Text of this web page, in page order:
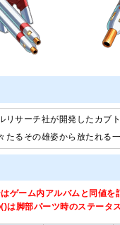
リサーチ社が開発したカブ
たるその雄姿から放たれる
ゲーム内アルバムと同値を
は脚部パーツ時のステータス